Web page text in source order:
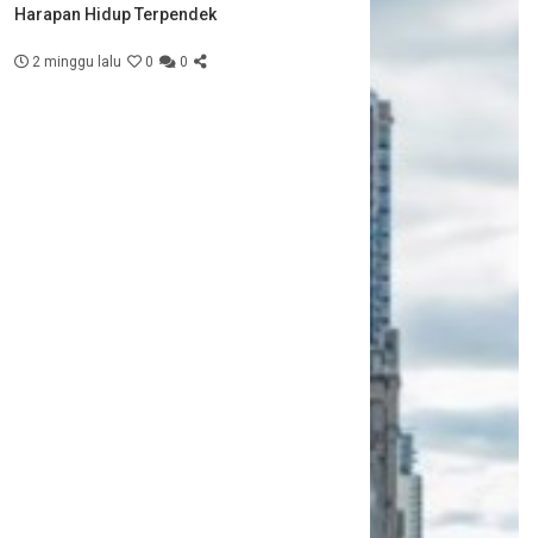
Harapan Hidup Terpendek
2 minggu lalu 0 0